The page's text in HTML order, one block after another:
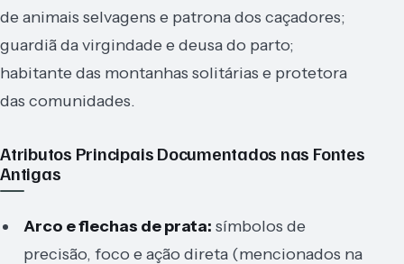
de animais selvagens e patrona dos caçadores;
guardiã da virgindade e deusa do parto;
habitante das montanhas solitárias e protetora
das comunidades.
Atributos Principais Documentados nas Fontes
Antigas
Arco e flechas de prata: símbolos de
precisão, foco e ação direta (mencionados na